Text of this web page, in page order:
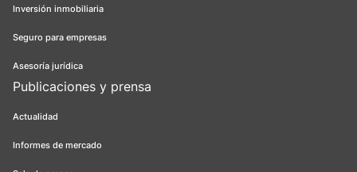
Inversión inmobiliaria
Seguro para empresas
Asesoría jurídica
Publicaciones y prensa
Actualidad
Informes de mercado